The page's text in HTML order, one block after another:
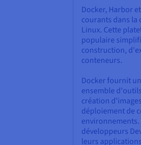
Docker, Harbor
courants dans
Linux. Cette
populaire
construction,
conteneurs.
Docker fournit
ensemble
création
déploiement de
environnements.
développeurs
leurs